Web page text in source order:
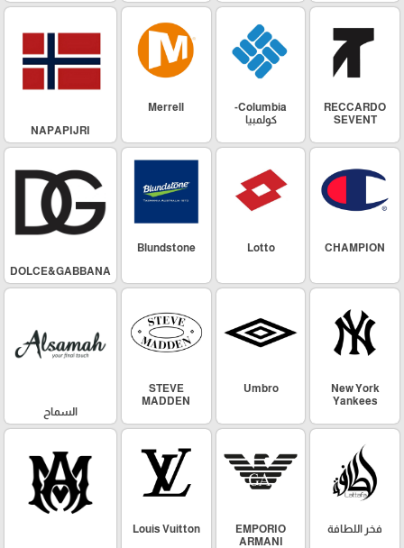
RECCARDO
SEVENT
Columbia-
كولمبيا
Merrell
NAPAPIJRI
CHAMPION
Lotto
Blundstone
DOLCE&GABBANA
New York
Yankees
Umbro
STEVE
MADDEN
السماح
فخر اللطافة
EMPORIO
ARMANI
Louis Vuitton